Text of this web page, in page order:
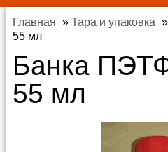
Главная » Тара и упаковка »
55 мл
Банка
55 мл